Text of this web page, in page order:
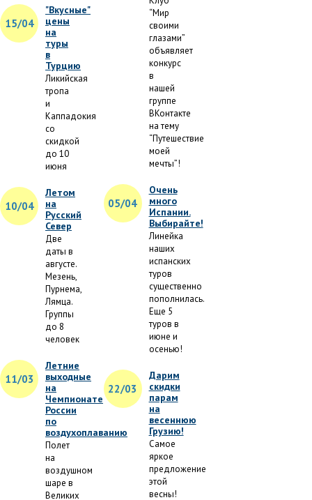
15/04
"Вкусные"
цены
на
туры
в
Турцию
Ликийская
тропа
и
Каппадокия
со
скидкой
до 10
июня
10/04
Летом
на
Русский
Север
Две
даты в
августе.
Мезень,
Пурнема,
Лямца.
Группы
до 8
человек
11/03
Летние
выходные
на
Чемпионате
России
по
воздухоплаванию
Полет
на
воздушном
шаре в
Великих
“Мир
своими
глазами”
объявляет
конкурс
в
нашей
группе
ВКонтакте
на тему
“Путешествие
моей
мечты”!
05/04
Очень
много
Испании.
Выбирайте!
Линейка
наших
испанских
туров
существенно
пополнилась.
Еще 5
туров в
июне и
осенью!
22/03
Дарим
скидки
парам
на
весеннюю
Грузию!
Самое
яркое
предложение
этой
весны!